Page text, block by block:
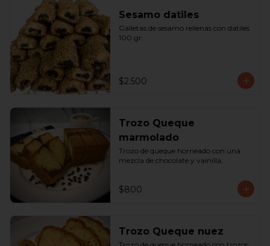
Sesamo datiles
Galletas de sesamo rellenas con datiles
100 gr.
$2.500
Trozo Queque
marmolado
Trozo de queque horneado con una
mezcla de chocolate y vainilla.
$800
Trozo Queque nuez